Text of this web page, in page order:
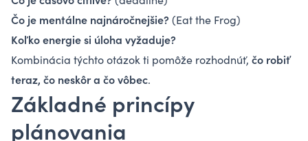
Čo je mentálne najnáročnejšie? (Eat the Frog)
Koľko energie si úloha vyžaduje?
Kombinácia týchto otázok ti pomôže rozhodnúť, čo robiť
teraz, čo neskôr a čo vôbec.
Základné princípy
plánovania